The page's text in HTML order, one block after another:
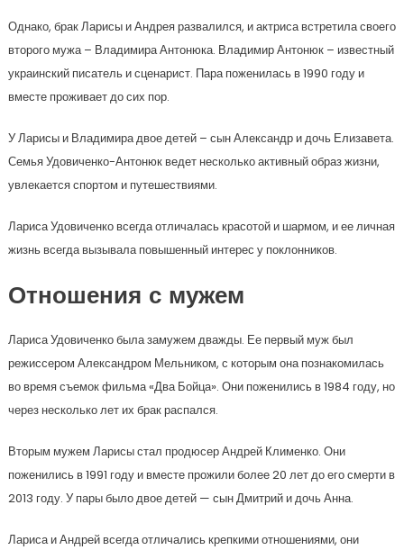
Однако, брак Ларисы и Андрея развалился, и актриса встретила своего
второго мужа – Владимира Антонюка. Владимир Антонюк – известный
украинский писатель и сценарист. Пара поженилась в 1990 году и
вместе проживает до сих пор.
У Ларисы и Владимира двое детей – сын Александр и дочь Елизавета.
Семья Удовиченко-Антонюк ведет несколько активный образ жизни,
увлекается спортом и путешествиями.
Лариса Удовиченко всегда отличалась красотой и шармом, и ее личная
жизнь всегда вызывала повышенный интерес у поклонников.
Отношения с мужем
Лариса Удовиченко была замужем дважды. Ее первый муж был
режиссером Александром Мельником, с которым она познакомилась
во время съемок фильма «Два Бойца». Они поженились в 1984 году, но
через несколько лет их брак распался.
Вторым мужем Ларисы стал продюсер Андрей Клименко. Они
поженились в 1991 году и вместе прожили более 20 лет до его смерти в
2013 году. У пары было двое детей — сын Дмитрий и дочь Анна.
Лариса и Андрей всегда отличались крепкими отношениями, они